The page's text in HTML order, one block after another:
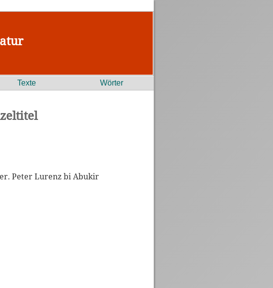
Texte Wörter
Peter Lurenz bi Abukir